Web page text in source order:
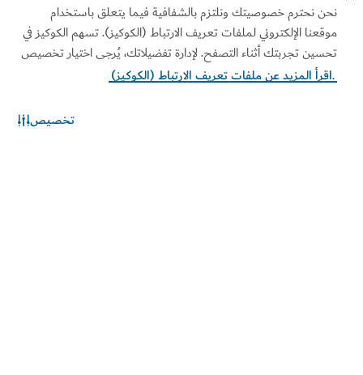
نحن نحترم خصوصيتك ونلتزم بالشفافية فيما يتعلق باستخدام
موقعنا الإلكتروني لملفات تعريف الارتباط (الكوكيز). تسهم الكوكيز في
تحسين تجربتك أثناء التصفح. لإدارة تفضيلاتك، يُرجى اختيار تخصيص
اقرأ المزيد عن ملفات تعريف الارتباط (الكوكيز)
تخصيص
خطّط لتقاعدك
لمَ التقاعد في دبي